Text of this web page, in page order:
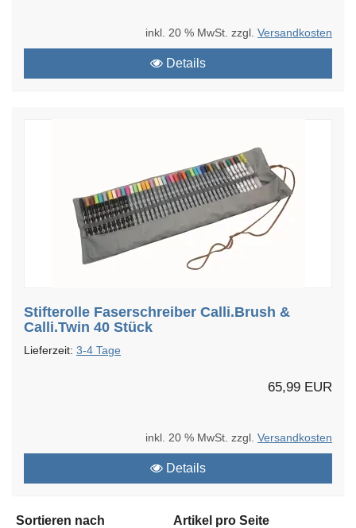
inkl. 20 % MwSt. zzgl. Versandkosten
Details
Stifterolle Faserschreiber Calli.Brush &
Calli.Twin 40 Stück
Lieferzeit: 3-4 Tage
65,99 EUR
inkl. 20 % MwSt. zzgl. Versandkosten
Details
Sortieren nach Artikel pro Seite